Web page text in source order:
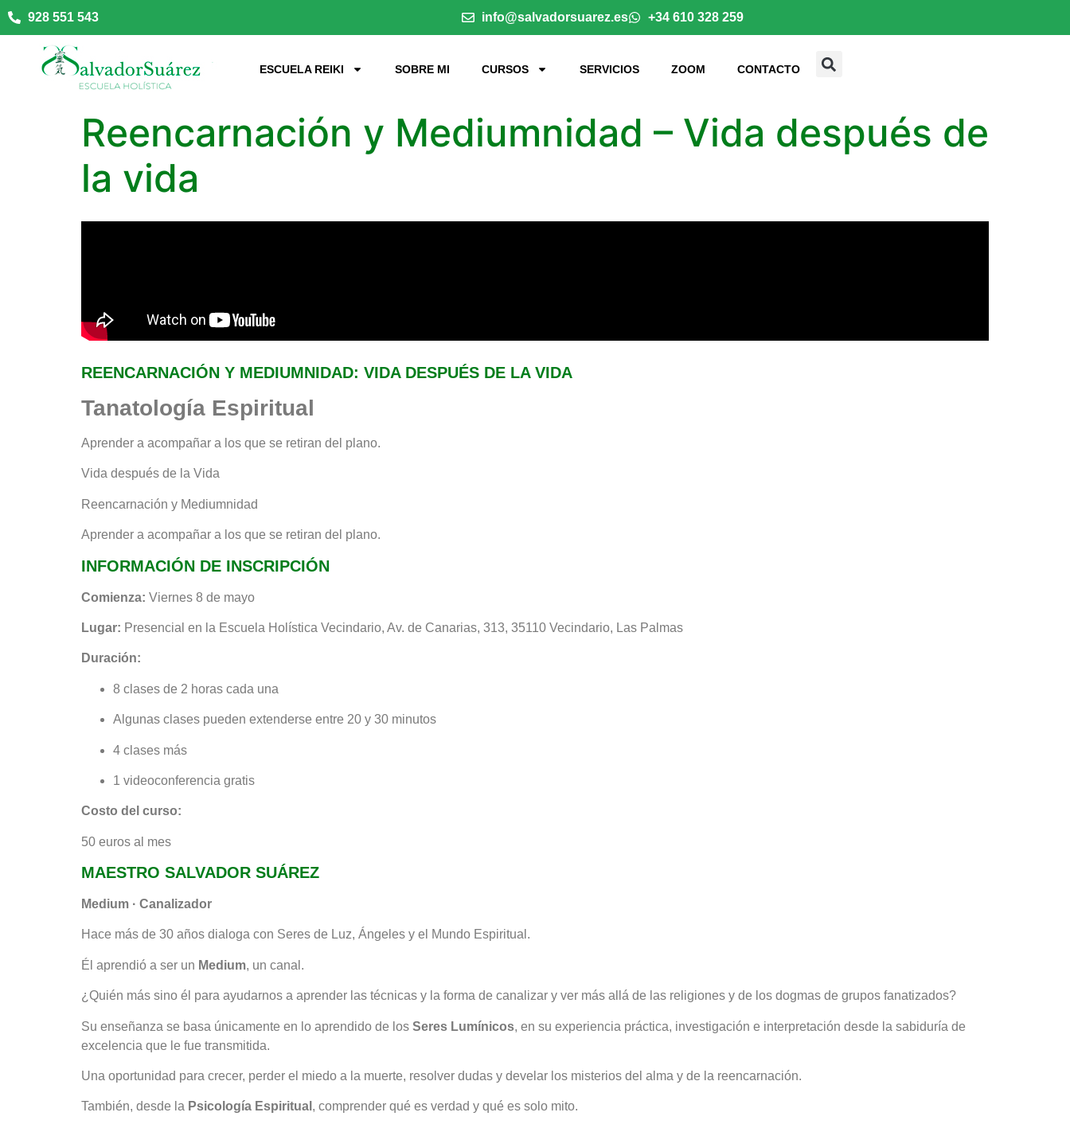
928 551 543 info@salvadorsuarez.es +34 610 328 259
ESCUELA REIKI SOBRE MI CURSOS SERVICIOS ZOOM CONTACTO
Reencarnación y Mediumnidad – Vida después de
la vida
REENCARNACIÓN Y MEDIUMNIDAD: VIDA DESPUÉS DE LA VIDA
Tanatología Espiritual
Aprender a acompañar a los que se retiran del plano.
Vida después de la Vida
Reencarnación y Mediumnidad
Aprender a acompañar a los que se retiran del plano.
INFORMACIÓN DE INSCRIPCIÓN
Comienza: Viernes 8 de mayo
Lugar: Presencial en la Escuela Holística Vecindario, Av. de Canarias, 313, 35110 Vecindario, Las Palmas
Duración:
8 clases de 2 horas cada una
Algunas clases pueden extenderse entre 20 y 30 minutos
4 clases más
1 videoconferencia gratis
Costo del curso:
50 euros al mes
MAESTRO SALVADOR SUÁREZ
Medium · Canalizador
Hace más de 30 años dialoga con Seres de Luz, Ángeles y el Mundo Espiritual.
Él aprendió a ser un Medium, un canal.
¿Quién más sino él para ayudarnos a aprender las técnicas y la forma de canalizar y ver más allá de las religiones y de los dogmas de grupos fanatizados?
Su enseñanza se basa únicamente en lo aprendido de los Seres Lumínicos, en su experiencia práctica, investigación e interpretación desde la sabiduría de
excelencia que le fue transmitida.
Una oportunidad para crecer, perder el miedo a la muerte, resolver dudas y develar los misterios del alma y de la reencarnación.
También, desde la Psicología Espiritual , comprender qué es verdad y qué es solo mito.